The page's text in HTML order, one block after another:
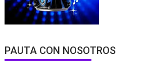
PAUTA CON NOSOTROS